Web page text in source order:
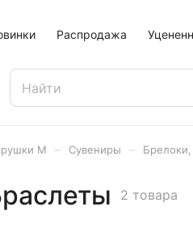
Распродажа
М Сувениры
2 товара